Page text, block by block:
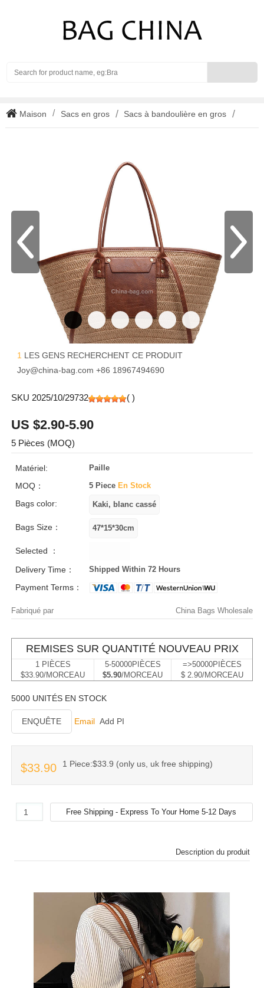
Maison Sacs en gros Sacs à bandoulière en gros
1 LES GENS RECHERCHENT CE PRODUIT
Joy@china-bag.com +86 18967494690
SKU 2025/10/29732 ( )
US $2.90-5.90
5 Pièces (MOQ)
Matériel: Paille
MOQ： 5 Piece En Stock
Bags color:
Bags Size：
Selected ：
Delivery Time：
Shipped Within 72 Hours
Payment Terms：
Fabriqué par China Bags Wholesale
REMISES SUR QUANTITÉ NOUVEAU PRIX
1 PIÈCES
$33.90/MORCEAU
5-50000PIÈCES
$5.90/MORCEAU
=>50000PIÈCES
$ 2.90/MORCEAU
5000 UNITÉS EN STOCK
ENQUÊTE Email Add PI
$33.90 1 Piece:$33.9 (only us, uk free shipping)
Description du produit